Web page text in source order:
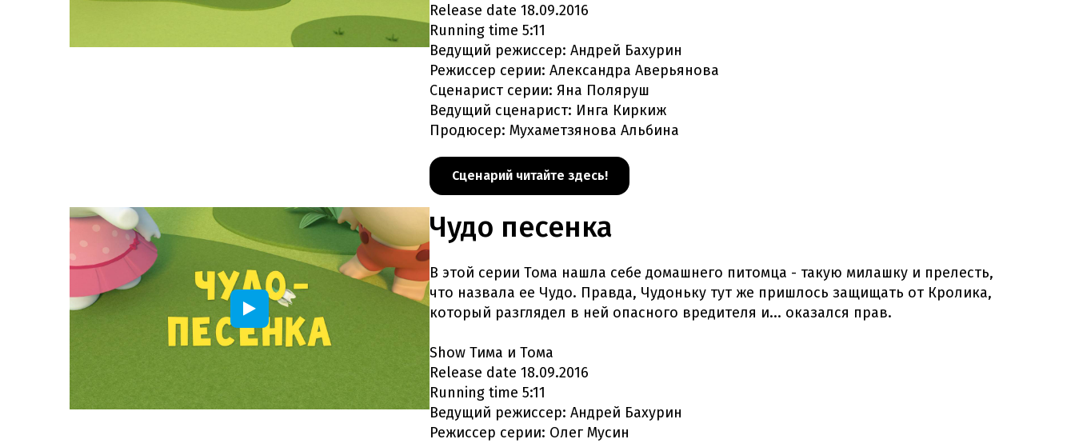
Release date 18.09.2016
Running time 5:11
Ведущий режиссер: Андрей Бахурин
Режиссер серии: Александра Аверьянова
Сценарист серии: Яна Поляруш
Ведущий сценарист: Инга Киркиж
Продюсер: Мухаметзянова Альбина
Сценарий читайте здесь!
Чудо песенка
В этой серии Тома нашла себе домашнего питомца - такую милашку и прелесть,
что назвала ее Чудо. Правда, Чудоньку тут же пришлось защищать от Кролика,
который разглядел в ней опасного вредителя и... оказался прав.
Show Тима и Тома
Release date 18.09.2016
Running time 5:11
Ведущий режиссер: Андрей Бахурин
Режиссер серии: Олег Мусин